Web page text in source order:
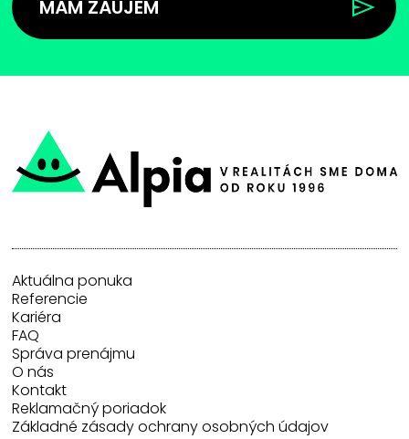
MÁM ZÁUJEM
Aktuálna ponuka
Referencie
Kariéra
FAQ
Správa prenájmu
O nás
Kontakt
Reklamačný poriadok
Základné zásady ochrany osobných údajov